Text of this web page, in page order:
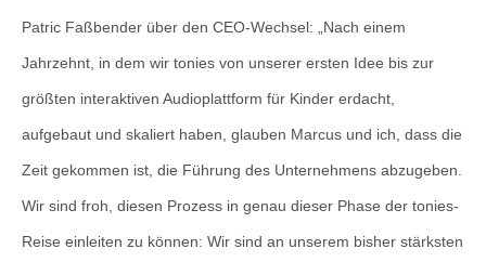
Patric Faßbender über den CEO-Wechsel: „Nach einem
Jahrzehnt, in dem wir tonies von unserer ersten Idee bis zur
größten interaktiven Audioplattform für Kinder erdacht,
aufgebaut und skaliert haben, glauben Marcus und ich, dass die
Zeit gekommen ist, die Führung des Unternehmens abzugeben.
Wir sind froh, diesen Prozess in genau dieser Phase der tonies-
Reise einleiten zu können: Wir sind an unserem bisher stärksten